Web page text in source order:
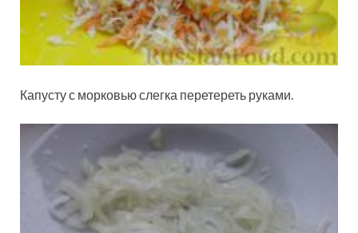
Капусту с морковью слегка перетереть руками.